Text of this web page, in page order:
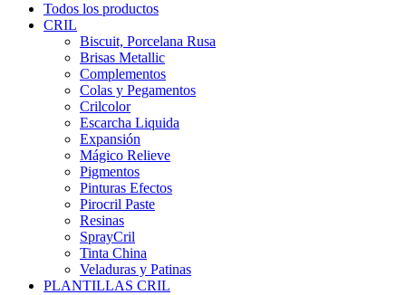
Todos los productos
CRIL
Biscuit, Porcelana Rusa
Brisas Metallic
Complementos
Colas y Pegamentos
Crilcolor
Escarcha Liquida
Expansión
Mágico Relieve
Pigmentos
Pinturas Efectos
Pirocril Paste
Resinas
SprayCril
Tinta China
Veladuras y Patinas
PLANTILLAS CRIL